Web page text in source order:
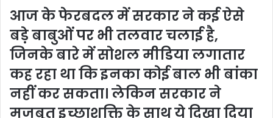
आज के फेरबदल में सरकार ने कई ऐसे
बड़े बाबुओं पर भी तलवार चलाई है,
जिनके बारे में सोशल मीडिया लगातार
कह रहा था कि इनका कोई बाल भी बांका
नहीं कर सकता। लेकिन सरकार ने
मजबूत इच्छाशक्ति के साथ ये दिखा दिया